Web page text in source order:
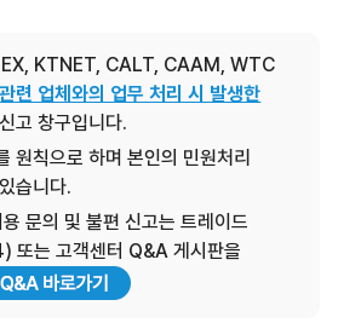
KTNET, CALT, CAAM, WTC
련 업체와의 업무 처리 시 발생한
고 창구입니다.
원칙으로 하며 본인의 민원처리
습니다.
문의 및 불편 신고는 트레이드
는 고객센터 Q&A 게시판을